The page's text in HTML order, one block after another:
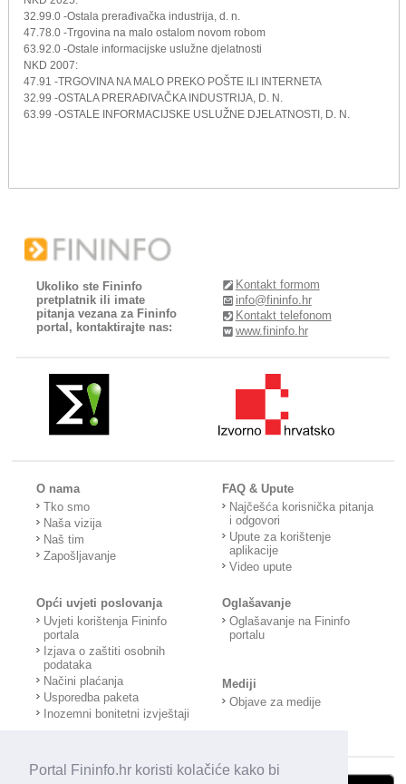
Portal Fininfo.hr koristi kolačiće kako bi
32.99.0 -Ostala prerađivačka industrija, d. n.
47.78.0 -Trgovina na malo ostalom novom robom
63.92.0 -Ostale informacijske uslužne djelatnosti
NKD 2007:
47.91 -TRGOVINA NA MALO PREKO POŠTE ILI INTERNETA
32.99 -OSTALA PRERAĐIVAČKA INDUSTRIJA, D. N.
63.99 -OSTALE INFORMACIJSKE USLUŽNE DJELATNOSTI, D. N.
Ukoliko ste Fininfo
pretplatnik ili imate
pitanja vezana za Fininfo
portal, kontaktirajte nas:
Kontakt formom
info@fininfo.hr
Kontakt telefonom
www.fininfo.hr
O nama
Tko smo
Naša vizija
Naš tim
Zapošljavanje
FAQ & Upute
Najčešća korisnička pitanja
i odgovori
Upute za korištenje
aplikacije
Video upute
Opći uvjeti poslovanja
Uvjeti korištenja Fininfo
portala
Izjava o zaštiti osobnih
podataka
Načini plaćanja
Usporedba paketa
Inozemni bonitetni izvještaji
Oglašavanje
Oglašavanje na Fininfo
portalu
Mediji
Objave za medije